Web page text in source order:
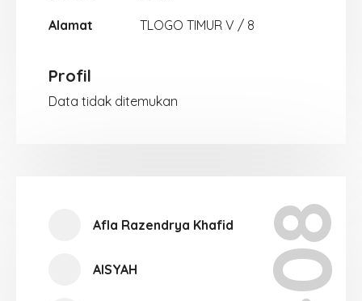
Alamat TLOGO TIMUR V / 8
Profil
Data tidak ditemukan
Afla Razendrya Khafid
AISYAH